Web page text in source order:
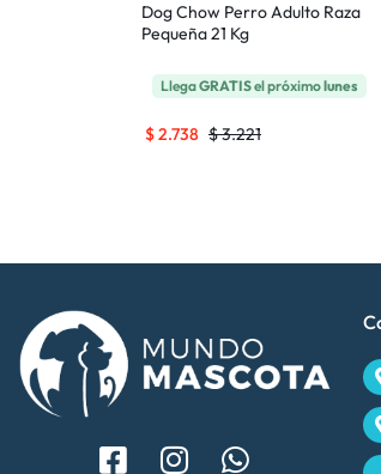
Dog Chow Perro Adulto Raza
Pequeña 21 Kg
LlegaGRATISel próximolunes
$3.221
$2.738